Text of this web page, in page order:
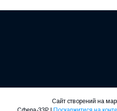
Сайт створений на